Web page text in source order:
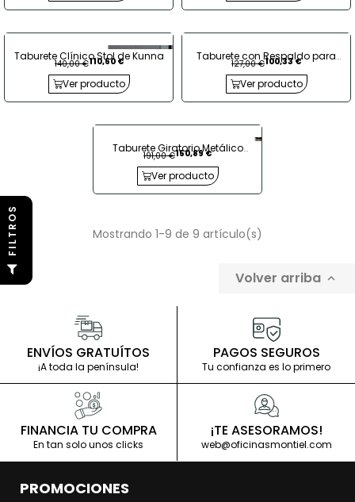
Taburete Clínico Stol de Kunna
140,00 €110,60 €
Ver producto
Taburete con Respaldo para
Oficina Leo de Polipropileno de
Kunna
127,00 €100,33 €
Ver producto
Taburete Giratorio Metálico
Clínico Chrome de Kunna
191,00 €150,89 €
Ver producto
Mostrando 1-9 de 9 artículo(s)
Volver arriba 
ENVÍOS GRATUÍTOS
¡A toda la península!
PAGOS SEGUROS
Tu confianza es lo primero
FINANCIA TU COMPRA
En tan solo unos clicks
¡TE ASESORAMOS!
web@oficinasmontiel.com
PROMOCIONES
S